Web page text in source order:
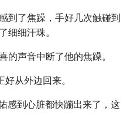
到了焦躁，手好几次触碰到
细细汗珠。
的声音中断了他的焦躁。
从外边回来。
感到心脏都快蹦出来了，这